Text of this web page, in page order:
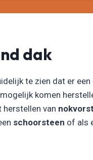
dak
te zien dat er
komen
herstellen van
schoorsteen of als